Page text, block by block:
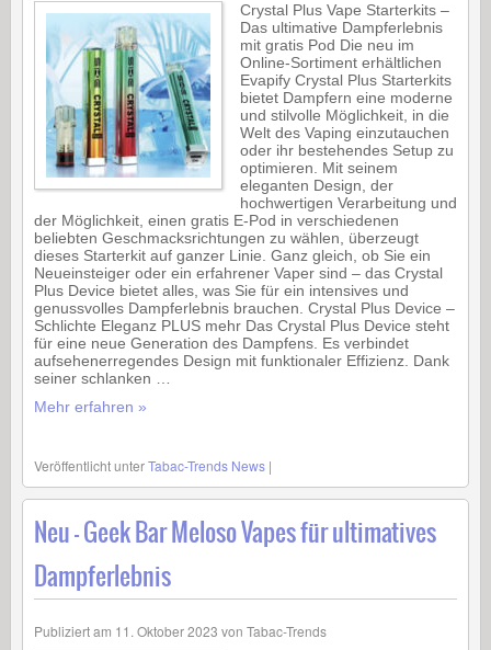
Crystal Plus Vape Starterkits –
Das ultimative Dampferlebnis
mit gratis Pod Die neu im
Online-Sortiment erhältlichen
Evapify Crystal Plus Starterkits
bietet Dampfern eine moderne
und stilvolle Möglichkeit, in die
Welt des Vaping einzutauchen
oder ihr bestehendes Setup zu
optimieren. Mit seinem
eleganten Design, der
hochwertigen Verarbeitung und
der Möglichkeit, einen gratis E-Pod in verschiedenen
beliebten Geschmacksrichtungen zu wählen, überzeugt
dieses Starterkit auf ganzer Linie. Ganz gleich, ob Sie ein
Neueinsteiger oder ein erfahrener Vaper sind – das Crystal
Plus Device bietet alles, was Sie für ein intensives und
genussvolles Dampferlebnis brauchen. Crystal Plus Device –
Schlichte Eleganz PLUS mehr Das Crystal Plus Device steht
für eine neue Generation des Dampfens. Es verbindet
aufsehenerregendes Design mit funktionaler Effizienz. Dank
seiner schlanken …
Mehr erfahren »
Veröffentlicht unterTabac-Trends News |
Neu – Geek Bar Meloso Vapes für ultimatives
Dampferlebnis
Publiziert am 11. Oktober 2023 von Tabac-Trends